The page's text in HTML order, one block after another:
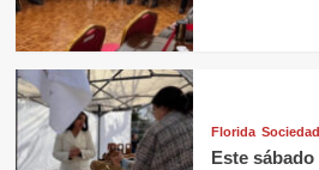
Florida Sociedad
Este sábado